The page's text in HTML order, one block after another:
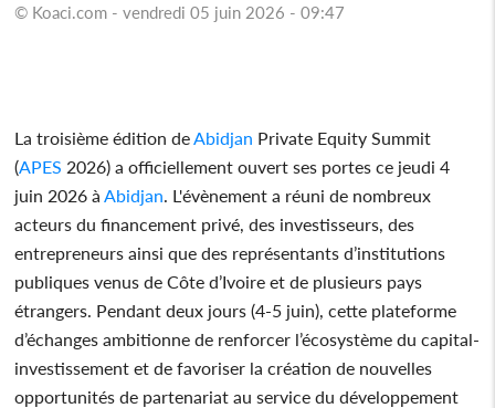
© Koaci.com - vendredi 05 juin 2026 - 09:47
La troisième édition de Abidjan Private Equity Summit
(APES 2026) a officiellement ouvert ses portes ce jeudi 4
juin 2026 à Abidjan . L'évènement a réuni de nombreux
acteurs du financement privé, des investisseurs, des
entrepreneurs ainsi que des représentants d’institutions
publiques venus de Côte d’Ivoire et de plusieurs pays
étrangers. Pendant deux jours (4-5 juin), cette plateforme
d’échanges ambitionne de renforcer l’écosystème du capital-
investissement et de favoriser la création de nouvelles
opportunités de partenariat au service du développement